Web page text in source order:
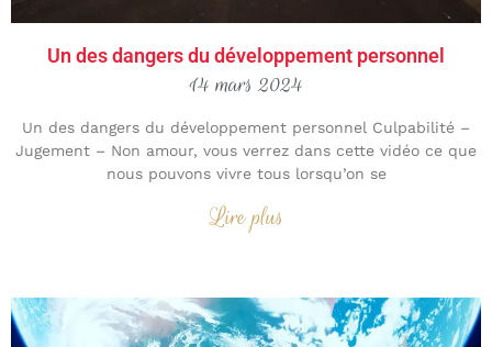
Un des dangers du développement personnel
14 mars 2024
Un des dangers du développement personnel Culpabilité –
Jugement – Non amour, vous verrez dans cette vidéo ce que
nous pouvons vivre tous lorsqu’on se
Lire plus